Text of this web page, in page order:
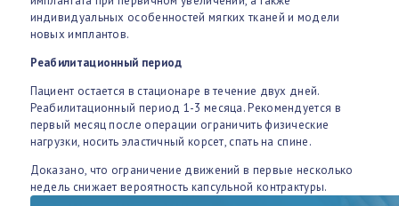
индивидуальных особенностей мягких тканей и модели
новых имплантов.
Реабилитационный период
Пациент остается в стационаре в течение двух дней.
Реабилитационный период 1-3 месяца. Рекомендуется в
первый месяц после операции ограничить физические
нагрузки, носить эластичный корсет, спать на спине.
Доказано, что ограничение движений в первые несколько
недель снижает вероятность капсульной контрактуры.